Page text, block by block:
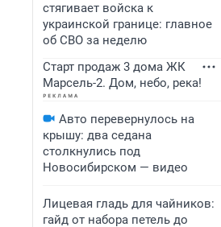
стягивает войска к
украинской границе: главное
об СВО за неделю
Старт продаж 3 дома ЖК
Марсель-2. Дом, небо, река!
Авто перевернулось на
крышу: два седана
столкнулись под
Новосибирском — видео
Лицевая гладь для чайников:
гайд от набора петель до